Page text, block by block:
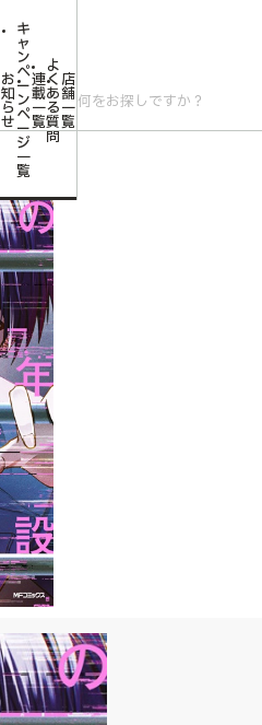
お
知
ら
せ
キ
ャ
ン
ペ
ー
ン
ペ
ー
ジ
一
覧
連
載
一
覧
よ
く
あ
る
質
問
店
舗
一
覧
【第四境界の謎解き付描き下ろし4Pリーフレ